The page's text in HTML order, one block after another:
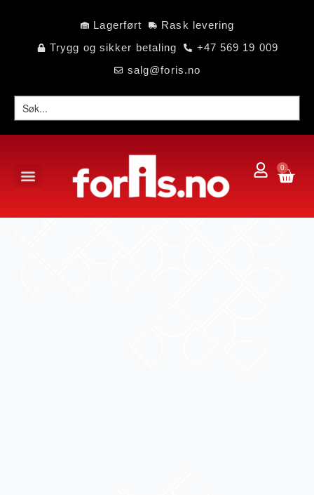
Lagerført
Rask levering
Trygg og sikker betaling
+47 569 19 009
salg@foris.no
0